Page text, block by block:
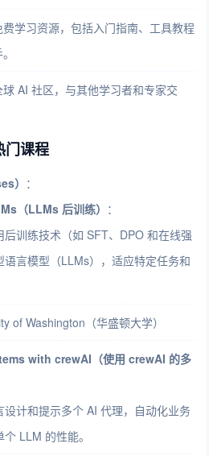
学习资源，包括入门指南、工具教程
AI 社区，与其他学习者和专家交
课程
） ：
（LLMs 后训练） ：
后训练技术（如 SFT、DPO 和在线强
语言模型（LLMs），适应特定任务和
of Washington（华盛顿大学）
with crewAI（使用 crewAI 的多
设计和提示多个 AI 代理，自动化业务
LLM 的性能。